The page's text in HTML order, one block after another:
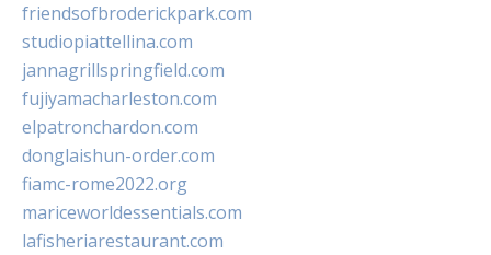
friendsofbroderickpark.com
studiopiattellina.com
jannagrillspringfield.com
fujiyamacharleston.com
elpatronchardon.com
donglaishun-order.com
fiamc-rome2022.org
mariceworldessentials.com
lafisheriarestaurant.com